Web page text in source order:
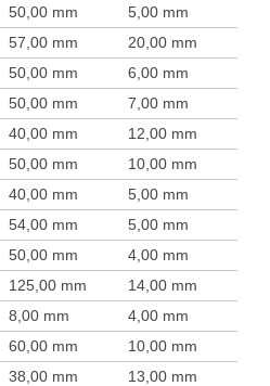
50,00 mm 5,00 mm
57,00 mm 20,00 mm
50,00 mm 6,00 mm
50,00 mm 7,00 mm
40,00 mm 12,00 mm
50,00 mm 10,00 mm
40,00 mm 5,00 mm
54,00 mm 5,00 mm
50,00 mm 4,00 mm
125,00 mm 14,00 mm
8,00 mm 4,00 mm
60,00 mm 10,00 mm
38,00 mm 13,00 mm